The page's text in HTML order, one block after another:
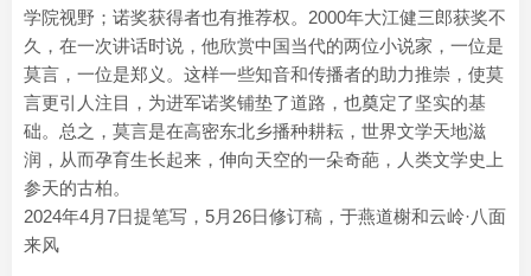
学院视野；诺奖获得者也有推荐权。2000年大江健三郎获奖不
久，在一次讲话时说，他欣赏中国当代的两位小说家，一位是
莫言，一位是郑义。这样一些知音和传播者的助力推崇，使莫
言更引人注目，为进军诺奖铺垫了道路，也奠定了坚实的基
础。总之，莫言是在高密东北乡播种耕耘，世界文学天地滋
润，从而孕育生长起来，伸向天空的一朵奇葩，人类文学史上
参天的古柏。
2024年4月7日提笔写，5月26日修订稿，于燕道榭和云岭·八面
来风